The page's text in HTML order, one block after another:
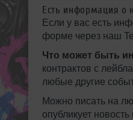
Есть информация о
Если у вас есть
форме через наш
Что может быть
контрактов с
любые другие
Можно писать на
опубликует